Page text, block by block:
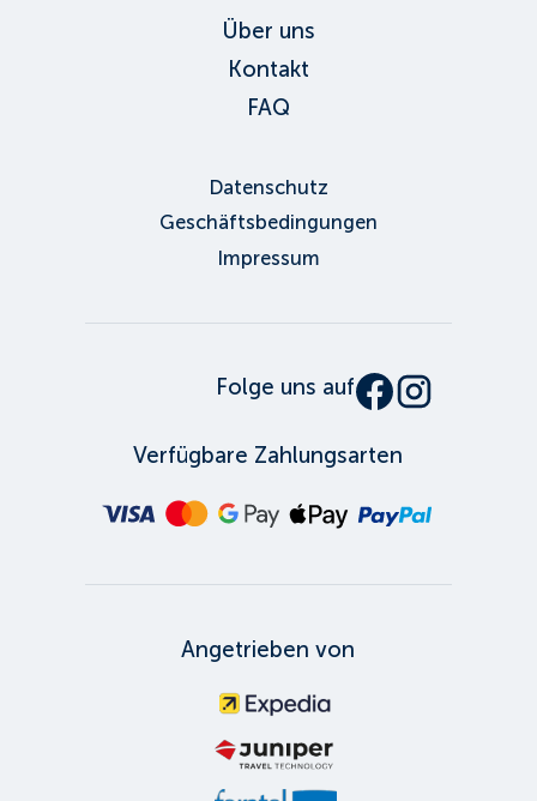
Über uns
Kontakt
FAQ
Datenschutz
Geschäftsbedingungen
Impressum
Folge uns auf
Verfügbare Zahlungsarten
Angetrieben von